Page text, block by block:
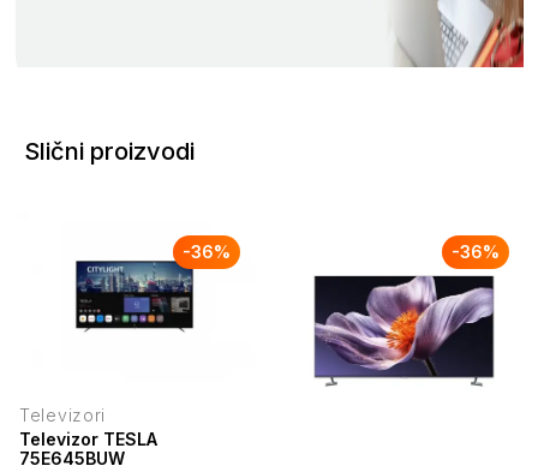
Slični proizvodi
-36%
Televizori
Televizor TESLA
75E645BUW
-36%